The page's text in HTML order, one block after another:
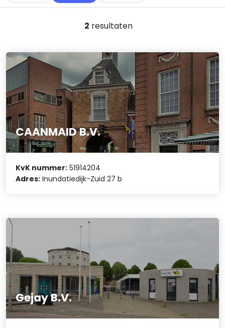
2 resultaten
CAANMAID B.V.
KvK nummer: 51914204
Adres: Inundatiedijk-Zuid 27 b
Gejay B.V.